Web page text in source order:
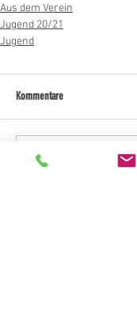
Aus dem Verein
Jugend 20/21
Jugend
Kommentare
Kommentar verfassen...